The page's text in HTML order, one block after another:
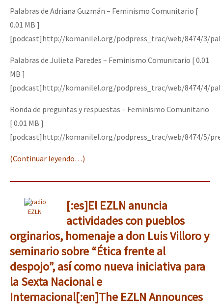
Palabras de Adriana Guzmán – Feminismo Comunitario [
0.01 MB ]
[podcast]http://komanilel.org/podpress_trac/web/8474/3/
Palabras de Julieta Paredes – Feminismo Comunitario [ 0.01
MB ]
[podcast]http://komanilel.org/podpress_trac/web/8474/4/
Ronda de preguntas y respuestas – Feminismo Comunitario
[ 0.01 MB ]
[podcast]http://komanilel.org/podpress_trac/web/8474/5/
(Continuar leyendo…)
EZLN
[:es]El EZLN anuncia
actividades con pueblos
orginarios, homenaje a don Luis Villoro y
seminario sobre “Ética frente al
despojo”, así como nueva iniciativa para
la Sexta Nacional e
Internacional[:en]The EZLN Announces